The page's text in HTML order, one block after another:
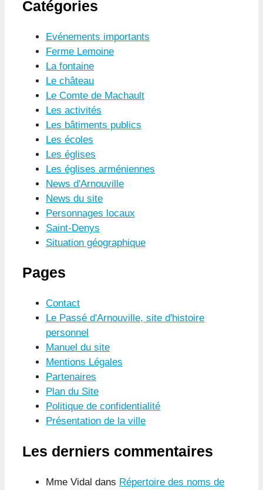
Catégories
Evénements importants
Ferme Lemoine
La fontaine
Le château
Le Comte de Machault
Les activités
Les bâtiments publics
Les écoles
Les églises
Les églises arméniennes
News d'Arnouville
News du site
Personnages locaux
Saint-Denys
Situation géographique
Pages
Contact
Le Passé d'Arnouville, site d'histoire
personnel
Manuel du site
Mentions Légales
Partenaires
Plan du Site
Politique de confidentialité
Présentation de la ville
Les derniers commentaires
Mme Vidal dans Répertoire des noms de